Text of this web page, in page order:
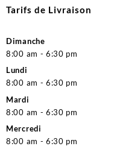
Tarifs de Livraison
Dimanche
8:00 am - 6:30 pm
Lundi
8:00 am - 6:30 pm
Mardi
8:00 am - 6:30 pm
Mercredi
8:00 am - 6:30 pm